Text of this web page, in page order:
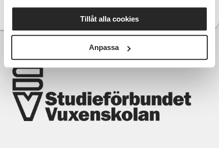
Tillåt alla cookies
Anpassa
SPF Seniorerna Skånedistriktet